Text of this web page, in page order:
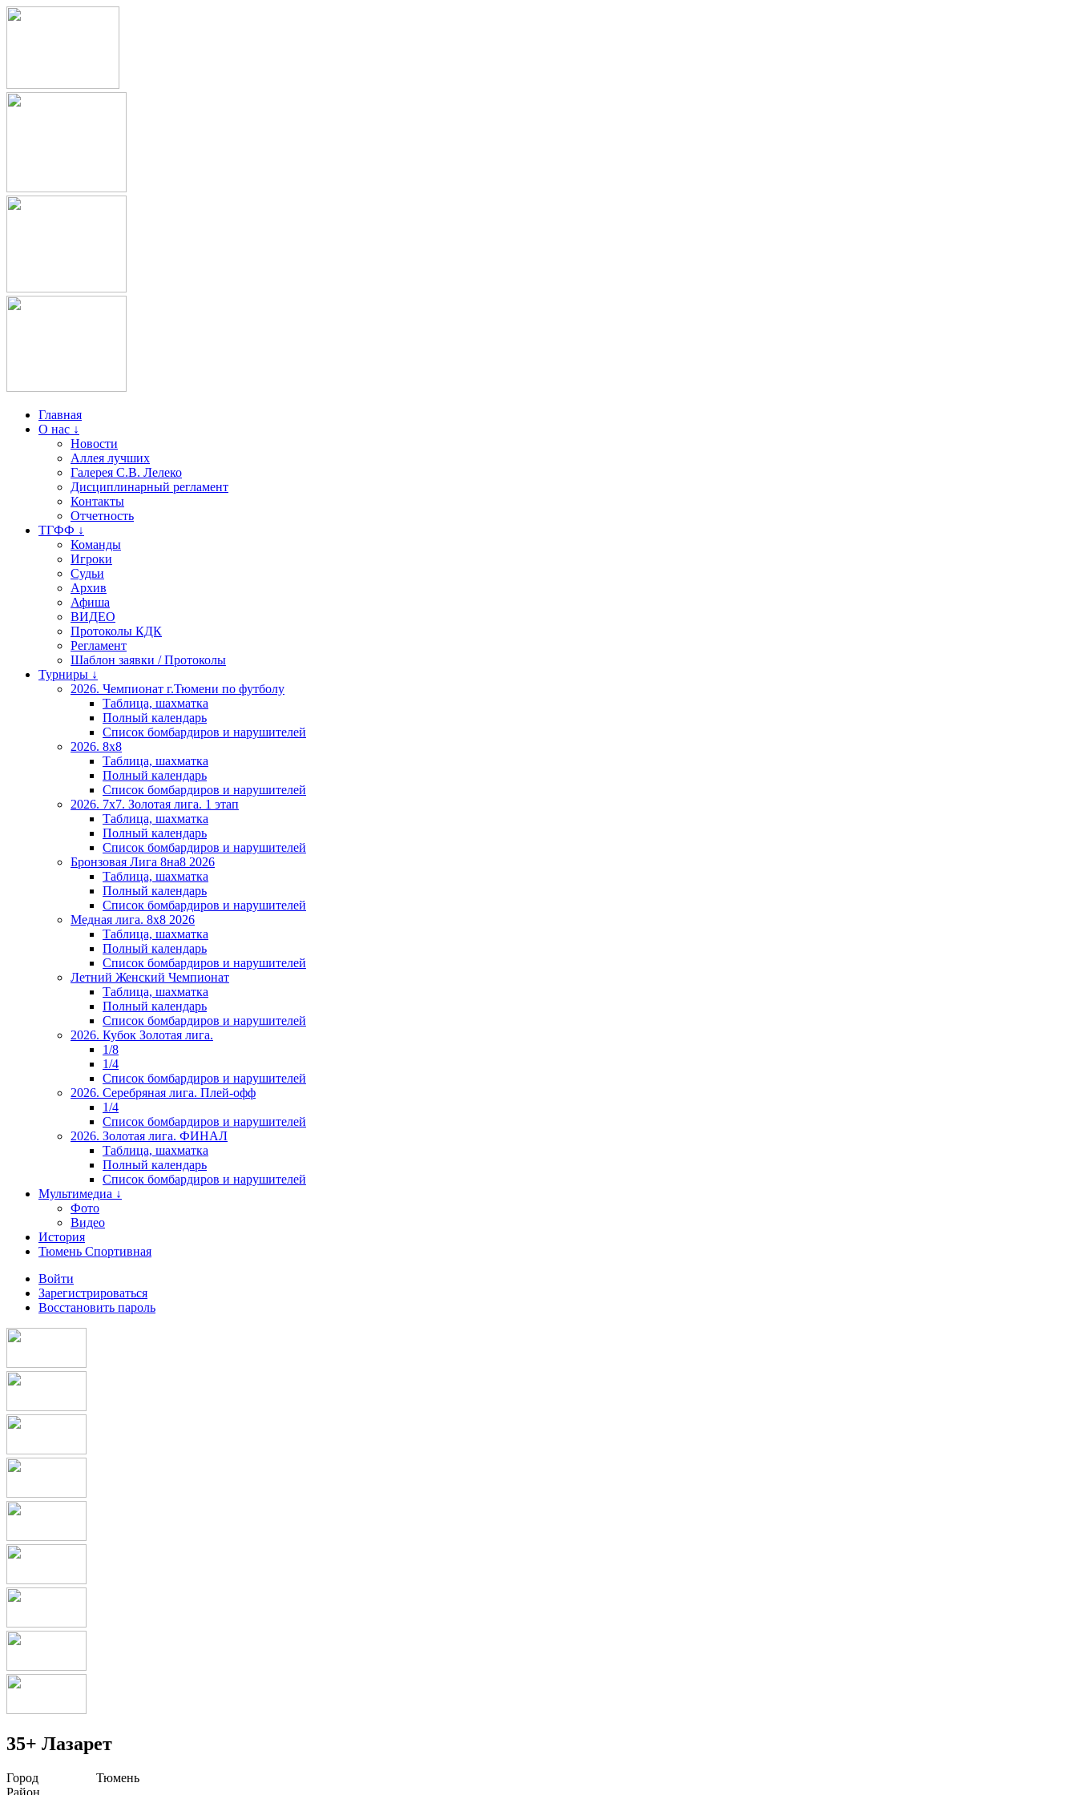
Главная
О нас ↓
Новости
Аллея лучших
Галерея С.В. Лелеко
Дисциплинарный регламент
Контакты
Отчетность
ТГФФ ↓
Команды
Игроки
Судьи
Архив
Афиша
ВИДЕО
Протоколы КДК
Регламент
Шаблон заявки / Протоколы
Турниры ↓
2026. Чемпионат г.Тюмени по футболу
Таблица, шахматка
Полный календарь
Список бомбардиров и нарушителей
2026. 8х8
Таблица, шахматка
Полный календарь
Список бомбардиров и нарушителей
2026. 7х7. Золотая лига. 1 этап
Таблица, шахматка
Полный календарь
Список бомбардиров и нарушителей
Бронзовая Лига 8на8 2026
Таблица, шахматка
Полный календарь
Список бомбардиров и нарушителей
Медная лига. 8x8 2026
Таблица, шахматка
Полный календарь
Список бомбардиров и нарушителей
Летний Женский Чемпионат
Таблица, шахматка
Полный календарь
Список бомбардиров и нарушителей
2026. Кубок Золотая лига.
1/8
1/4
Список бомбардиров и нарушителей
2026. Серебряная лига. Плей-офф
1/4
Список бомбардиров и нарушителей
2026. Золотая лига. ФИНАЛ
Таблица, шахматка
Полный календарь
Список бомбардиров и нарушителей
Мультимедиа ↓
Фото
Видео
История
Тюмень Спортивная
Войти
Зарегистрироваться
Восстановить пароль
35+ Лазарет
Город
Тюмень
Район